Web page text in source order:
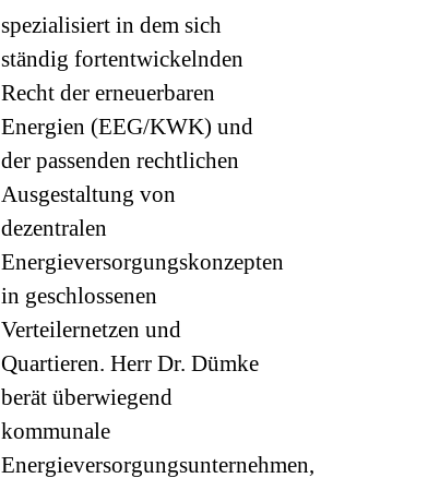
spezialisiert in dem sich
ständig fortentwickelnden
Recht der erneuerbaren
Energien (EEG/KWK) und
der passenden rechtlichen
Ausgestaltung von
dezentralen
Energieversorgungskonzepten
in geschlossenen
Verteilernetzen und
Quartieren. Herr Dr. Dümke
berät überwiegend
kommunale
Energieversorgungsunternehmen,